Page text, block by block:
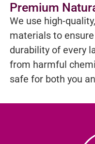
Premium
We use high-
materials to
durability of every
from harmful
safe for both you